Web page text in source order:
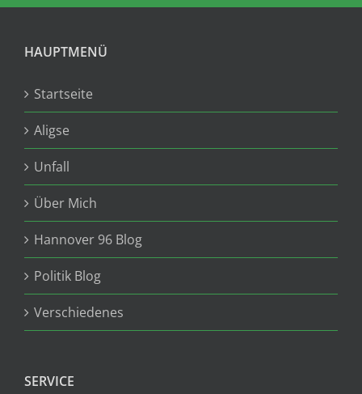
HAUPTMENÜ
Startseite
Aligse
Unfall
Über Mich
Hannover 96 Blog
Politik Blog
Verschiedenes
SERVICE